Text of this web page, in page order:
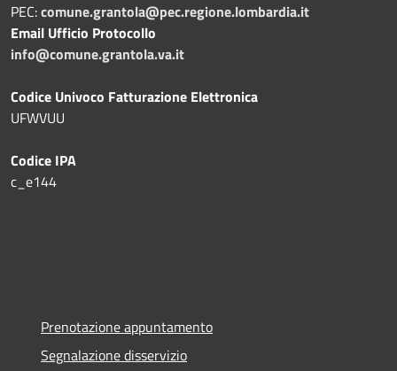
PEC:comune.grantola@pec.regione.lombardia.it
Email Ufficio Protocollo
info@comune.grantola.va.it
Codice Univoco Fatturazione Elettronica
UFWVUU
Codice IPA
c_e144
Prenotazione appuntamento
Segnalazione disservizio